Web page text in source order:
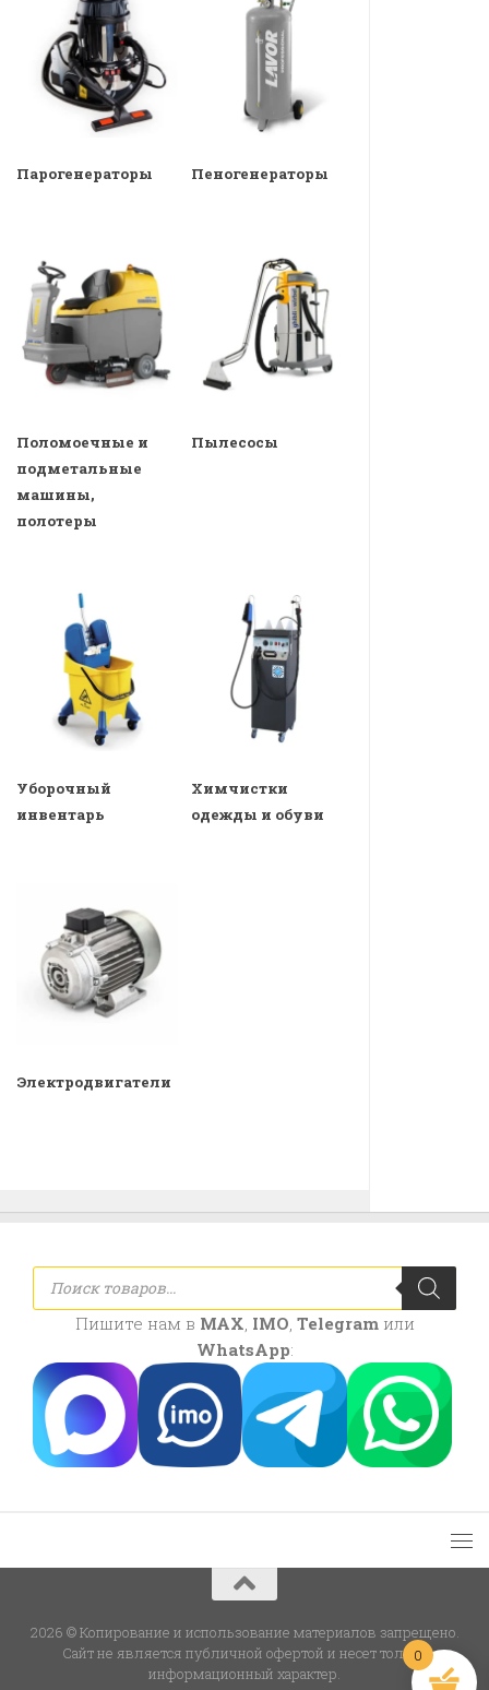
Парогенераторы Пеногенераторы
Поломоечные и
подметальные
машины,
полотеры
Пылесосы
Уборочный
инвентарь
Химчистки
одежды и обуви
Электродвигатели
Поиск
товаров
Пишите нам в MAX IMO Telegramили
WhatsApp:
2026 © Копирование и использование материалов запрещено.
Сайт не является публичной офертой и несет только
информационный характер.
0